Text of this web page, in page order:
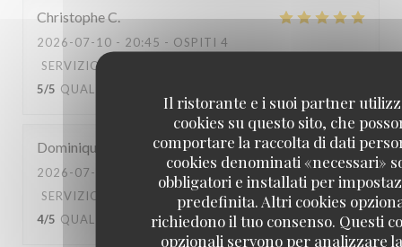
Il ristorante e i suoi partner
cookies su questo sito, che
comportare la raccolta di dati
cookies denominati «necessari»
obbligatori e installati per
predefinita. Altri cookies
richiedono il tuo consenso. Questi
opzionali servono per analizzare
ChristopheC
2026-07-10 - 20:45 - OSPITI 4
SERVIZIO
5/5 QUALITÀ / PREZZO
Dominique
2026-07-04
- 13:00 - OSPITI 3
SERVIZIO
ATMOSFERA 4 /5 CUCINA
4/5 QUALITÀ / PREZZO: 4/5